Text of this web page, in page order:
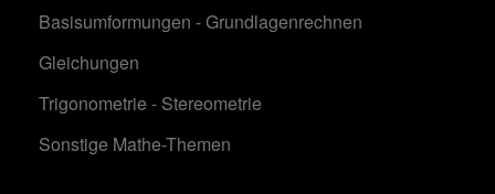
Basisumformungen - Grundlagenrechnen
Gleichungen
Trigonometrie - Stereometrie
Sonstige Mathe-Themen